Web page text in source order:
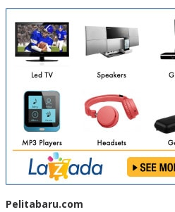
Pelitabaru.com